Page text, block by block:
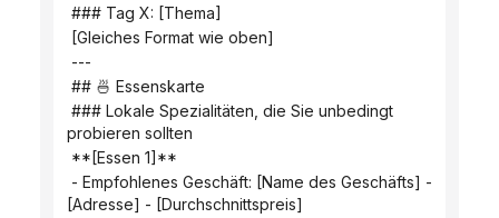
### Tag X: [Thema]
[Gleiches Format wie oben]
---
## 🍜 Essenskarte
probieren sollten
**[Essen 1]**
[Adresse] - [Durchschnittspreis]